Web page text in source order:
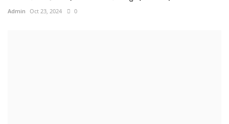
Admin Oct 23, 2024 0